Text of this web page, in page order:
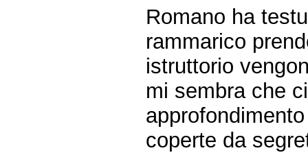
Romano ha
rammarico
istruttorio
mi sembra che
coperte da